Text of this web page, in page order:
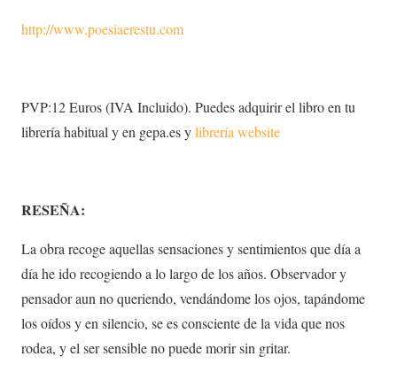
http://www.poesiaerestu.com
PVP:12 Euros (IVA Incluido). Puedes adquirir el libro en tu
librería habitual y en gepa.es ylibrería website
RESEÑA:
La obra recoge aquellas sensaciones y sentimientos que día a
día he ido recogiendo a lo largo de los años. Observador y
pensador aun no queriendo, vendándome los ojos, tapándome
los oídos y en silencio, se es consciente de la vida que nos
rodea, y el ser sensible no puede morir sin gritar.